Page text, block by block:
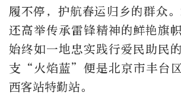
履不停，护航春运归乡的群众
还高举传承雷锋精神的鲜艳旗
始终如一地忠实践行爱民助民
支“火焰蓝”便是北京市丰台
西客站特勤站。